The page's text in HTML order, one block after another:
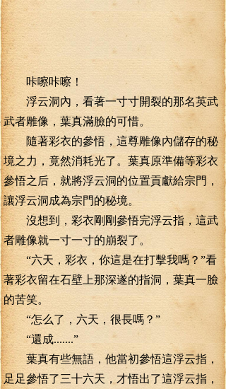
咔嚓咔嚓！
浮云洞內，看著一寸寸開裂的那名英武
武者雕像，葉真滿臉的可惜。
隨著彩衣的參悟，這尊雕像內儲存的秘
境之力，竟然消耗光了。葉真原準備等彩衣
參悟之后，就將浮云洞的位置貢獻給宗門，
讓浮云洞成為宗門的秘境。
沒想到，彩衣剛剛參悟完浮云指，這武
者雕像就一寸一寸的崩裂了。
“六天，彩衣，你這是在打擊我嗎？”看
著彩衣留在石壁上那深遂的指洞，葉真一臉
的苦笑。
“怎么了，六天，很長嗎？”
“還成.......”
葉真有些無語，他當初參悟這浮云指，
足足參悟了三十六天，才悟出了這浮云指，